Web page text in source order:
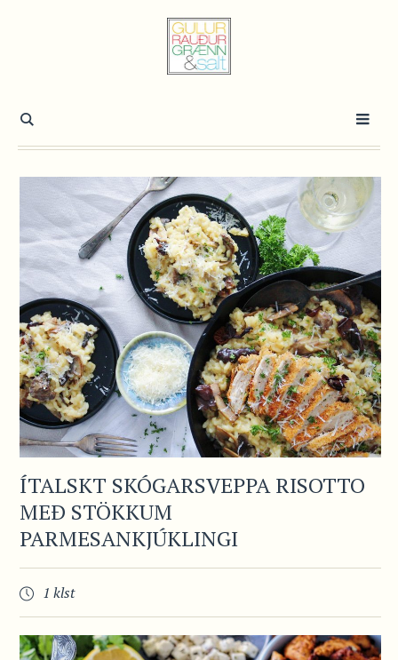
ÍTALSKT SKÓGARSVEPPA RISOTTO
MEÐ STÖKKUM
PARMESANKJÚKLINGI
1 klst